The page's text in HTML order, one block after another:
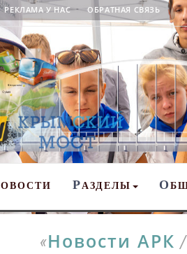
РЕКЛАМА У НАС ОБРАТНАЯ СВЯЗЬ
ОВОСТИ РАЗДЕЛЫ О
«Новости АРК